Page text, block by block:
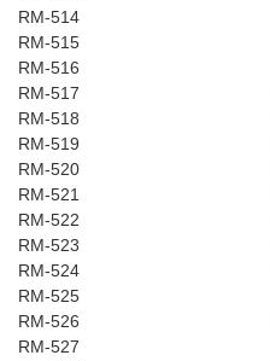
RM-514
RM-515
RM-516
RM-517
RM-518
RM-519
RM-520
RM-521
RM-522
RM-523
RM-524
RM-525
RM-526
RM-527